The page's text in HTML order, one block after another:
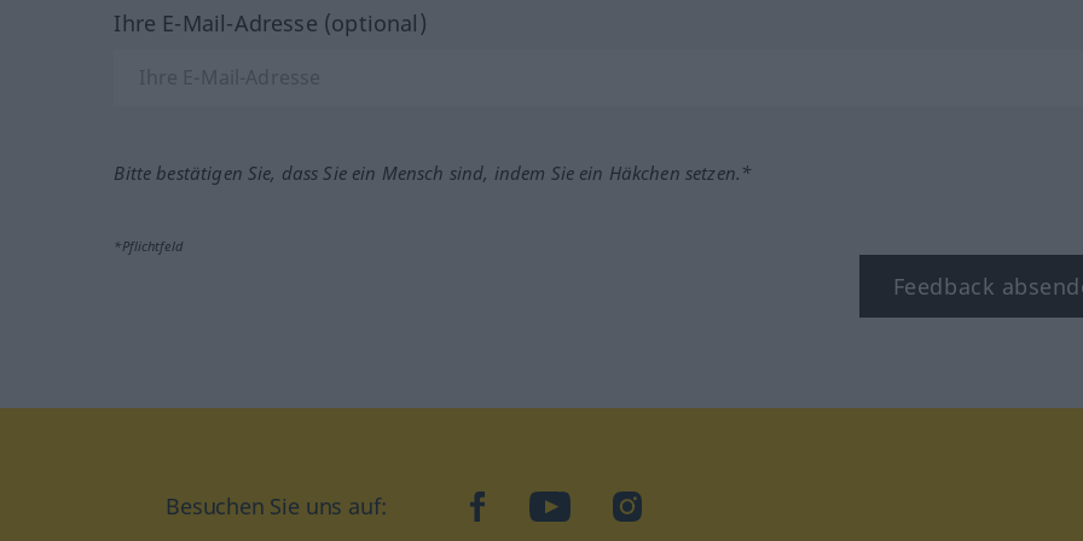
Ihre E-Mail-Adresse (optional)
Bitte bestätigen Sie, dass Sie ein Mensch sind, indem Sie ein Häkchen setzen.*
*Pflichtfeld
Feedback
Besuchen Sie uns auf: facebookYouTubeInstagram